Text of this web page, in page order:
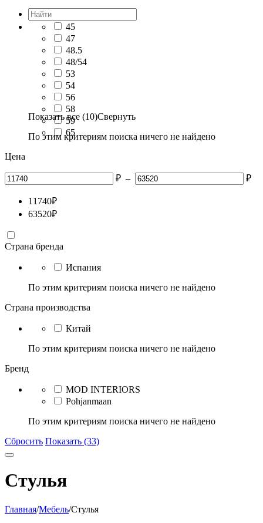
45
47
48.5
48/54
53
54
56
58
59
65
Показать все (10)Свернуть
По этим критериям поиска ничего не найдено
Цена
₽ – ₽
11740₽
63520₽
Страна бренда
Испания
По этим критериям поиска ничего не найдено
Страна производства
Китай
По этим критериям поиска ничего не найдено
Бренд
MOD INTERIORS
Pohjanmaan
По этим критериям поиска ничего не найдено
Сбросить Показать (33)
Стулья
Главная/Мебель/Стулья